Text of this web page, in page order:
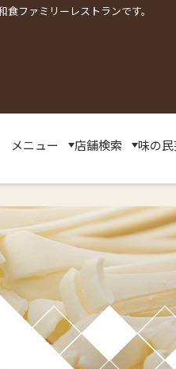
ファミリーレストランです。
メニュー 店舗検索 味の